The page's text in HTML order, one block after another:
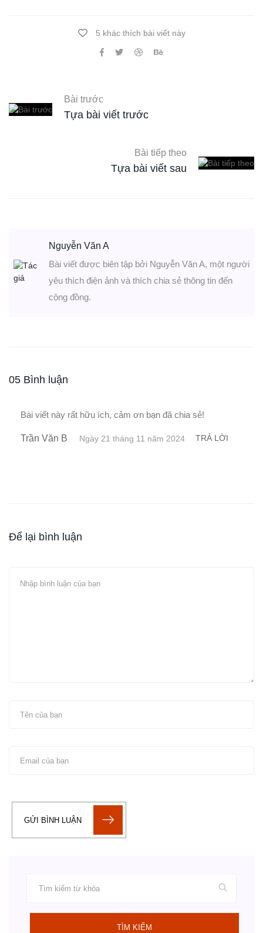
5 khác thích bài viết này
Bài trước
Tựa bài viết trước
Bài tiếp theo
Tựa bài viết sau
Nguyễn Văn A
Bài viết được biên tập bởi Nguyễn Văn A, một người
yêu thích điện ảnh và thích chia sẻ thông tin đến
cộng đồng.
05 Bình luận
Bài viết này rất hữu ích, cảm ơn bạn đã chia sẻ!
Trần Văn B Ngày 21 tháng 11 năm 2024 TRẢ LỜI
Để lại bình luận
GỬI BÌNH LUẬN
TÌM KIẾM